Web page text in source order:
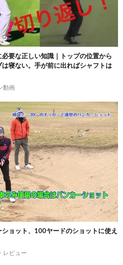
要な正しい知識｜トップの位置から
寝ない。手が前に出ればシャフトは
動画
ョット、100ヤードのショットに使え
レビュー